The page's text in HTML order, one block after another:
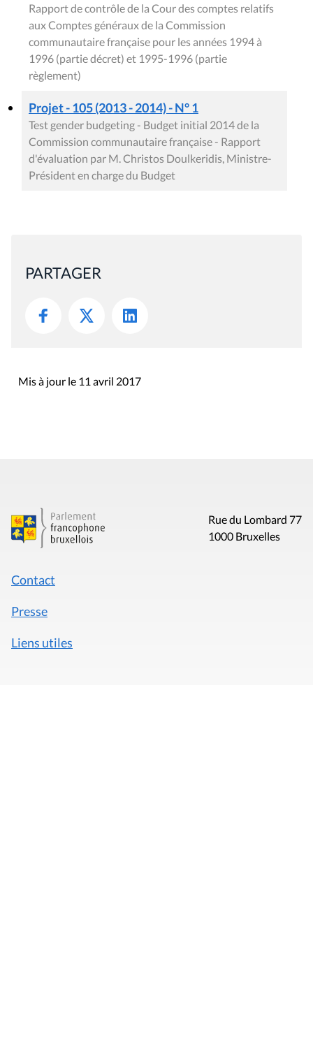
Rapport de contrôle de la Cour des comptes relatifs
aux Comptes généraux de la Commission
communautaire française pour les années 1994 à
1996 (partie décret) et 1995-1996 (partie
règlement)
Projet - 105 (2013 - 2014) - N° 1
Test gender budgeting - Budget initial 2014 de la
Commission communautaire française - Rapport
d'évaluation par M. Christos Doulkeridis, Ministre-
Président en charge du Budget
PARTAGER
Mis à jour le 11 avril 2017
Rue du Lombard 77
1000 Bruxelles
Contact
Presse
Liens utiles